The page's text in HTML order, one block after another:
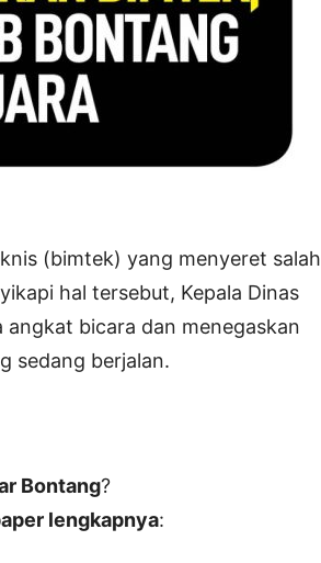
(bimtek) yang menyeret salah
hal tersebut, Kepala Dinas
bicara dan menegaskan
sedang berjalan.
Bontang?
lengkapnya: